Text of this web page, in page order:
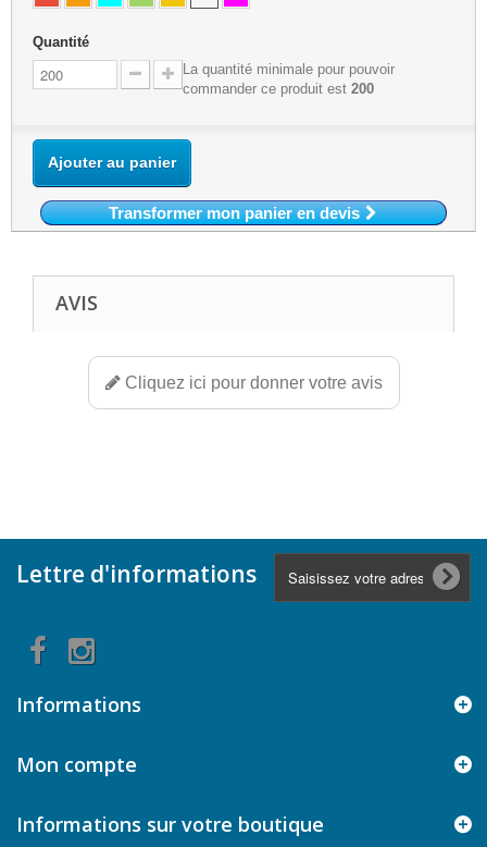
Quantité
La quantité minimale pour pouvoir
commander ce produit est 200
Ajouter au panier
Transformer mon panier en devis
AVIS
Cliquez ici pour donner votre avis
Lettre d'informations
Informations
Mon compte
Informations sur votre boutique